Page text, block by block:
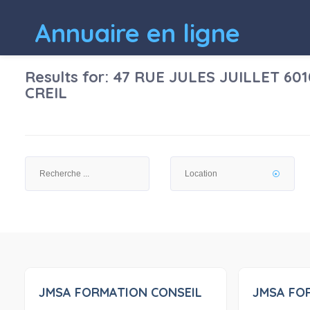
Annuaire en ligne
Results for: 47 RUE JULES JUILLET
CREIL
0
JMSA FORMATION CONSEIL JMSA